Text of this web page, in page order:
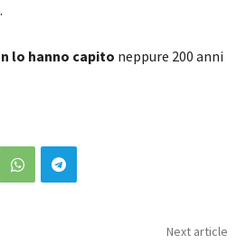
lo hanno capito neppure 200 anni
Next article